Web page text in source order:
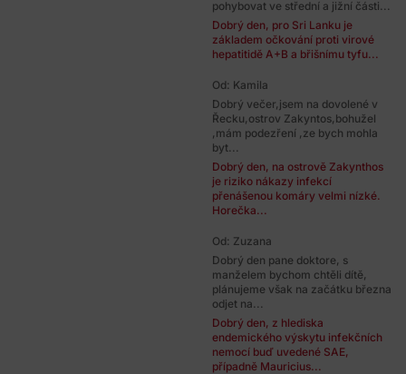
pohybovat ve střední a jižní části...
Dobrý den, pro Sri Lanku je
základem očkování proti virové
hepatitidě A+B a břišnímu tyfu...
Od: Kamila
Dobrý večer,jsem na dovolené v
Řecku,ostrov Zakyntos,bohužel
,mám podezření ,ze bych mohla
byt...
Dobrý den, na ostrově Zakynthos
je riziko nákazy infekcí
přenášenou komáry velmi nízké.
Horečka...
Od: Zuzana
Dobrý den pane doktore, s
manželem bychom chtěli dítě,
plánujeme však na začátku března
odjet na...
Dobrý den, z hlediska
endemického výskytu infekčních
nemocí buď uvedené SAE,
případně Mauricius...